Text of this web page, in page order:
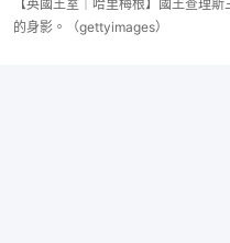
【英國王室｜哈里梅根】國王查理
的身影。（gettyimages）